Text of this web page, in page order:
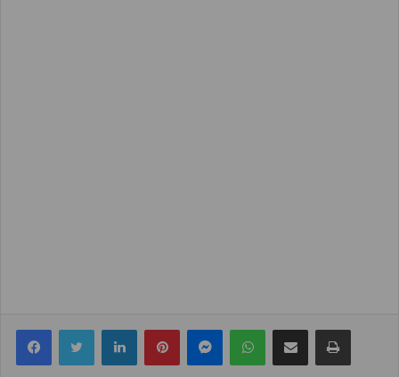
FacebookTwitter LinkedInPinterestMessengerWhatsAppShare via Email Print